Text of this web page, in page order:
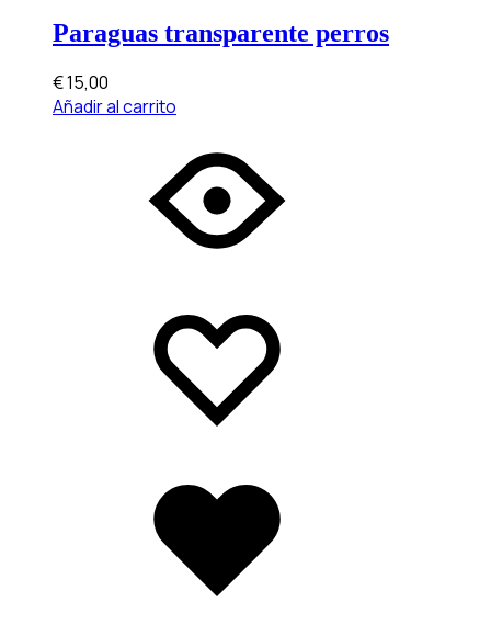
Paraguas transparente perros
€15,00
Añadir al carrito